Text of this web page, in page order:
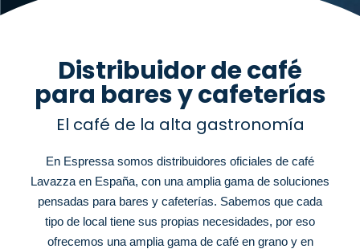
Distribuidor de café
para bares y cafeterías
El café de la alta gastronomía
En Espressa somos distribuidores oficiales de café
Lavazza en España, con una amplia gama de soluciones
pensadas para bares y cafeterías. Sabemos que cada
tipo de local tiene sus propias necesidades, por eso
ofrecemos una amplia gama de café en grano y en